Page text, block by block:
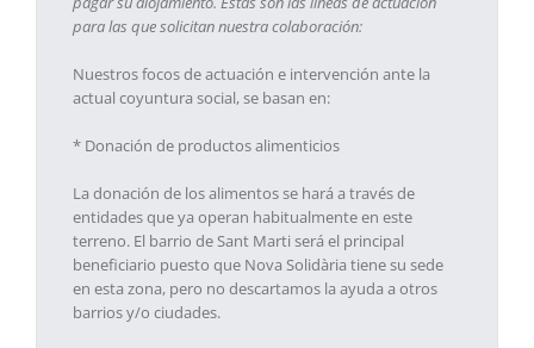
para las que solicitan nuestra colaboración:
Nuestros focos de actuación e intervención ante la
actual coyuntura social, se basan en:
* Donación de productos alimenticios
La donación de los alimentos se hará a través de
entidades que ya operan habitualmente en este
terreno. El barrio de Sant Marti será el principal
beneficiario puesto que Nova Solidària tiene su sede
en esta zona, pero no descartamos la ayuda a otros
barrios y/o ciudades.